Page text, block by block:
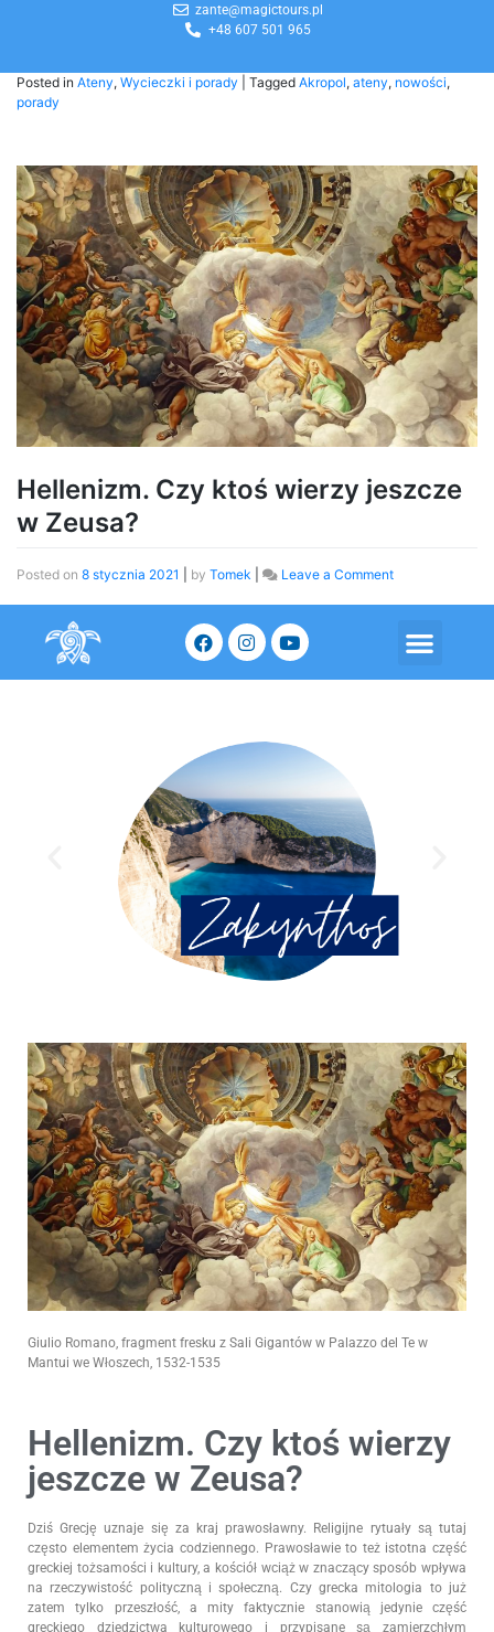
zante@magictours.pl
+48 607 501 965
Posted in Ateny, Wycieczki i porady Tagged Akropol, ateny, nowości,
porady
Hellenizm. Czy ktoś wierzy jeszcze
w Zeusa?
Posted on 8 stycznia 2021 by Tomek Leave a Comment
Giulio Romano, fragment fresku z Sali Gigantów w Palazzo del Te w
Mantui we Włoszech, 1532-1535
Hellenizm. Czy ktoś wierzy
jeszcze w Zeusa?
Dziś Grecję uznaje się za kraj prawosławny. Religijne rytuały są tutaj
często elementem życia codziennego. Prawosławie to też istotna część
greckiej tożsamości i kultury, a kościół wciąż w znaczący sposób wpływa
na rzeczywistość polityczną i społeczną. Czy grecka mitologia to już
zatem tylko przeszłość, a mity faktycznie stanowią jedynie część
greckiego dziedzictwa kulturowego i przypisane są zamierzchłym